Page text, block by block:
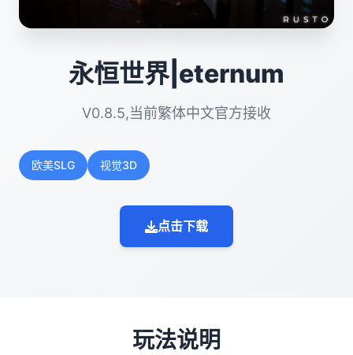
永恒世界|eternum
V0.8.5,当前繁体中文官方接收
欧美SLG 视觉3D
点击下载
玩法说明